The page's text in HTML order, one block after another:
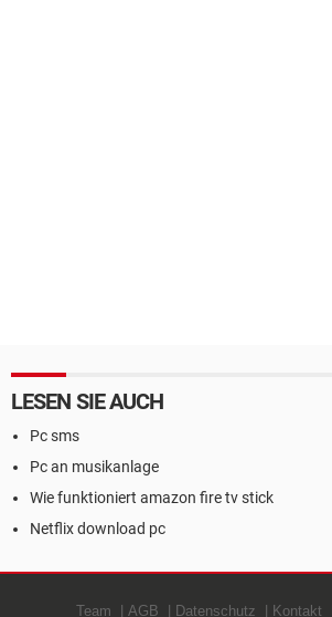
LESEN SIE AUCH
Pc sms
Pc an musikanlage
Wie funktioniert amazon fire tv stick
Netflix download pc
Team AGB Datenschutz Kontakt